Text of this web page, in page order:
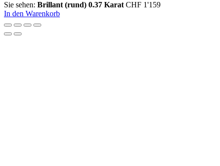
Sie sehen: Brillant (rund) 0.37 Karat CHF 1'159
In den Warenkorb